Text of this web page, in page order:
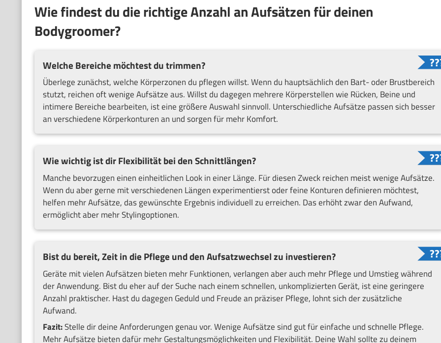
Wie findest du die richtige Anzahl an Aufsätzen für deinen
Bodygroomer?
Welche Bereiche möchtest du trimmen?
Überlege zunächst, welche Körperzonen du pflegen willst. Wenn du hauptsächlich den Bart- oder Brustbereich
stutzt, reichen oft wenige Aufsätze aus. Willst du dagegen mehrere Körperstellen wie Rücken, Beine und
intimere Bereiche bearbeiten, ist eine größere Auswahl sinnvoll. Unterschiedliche Aufsätze passen sich besser
an verschiedene Körperkonturen an und sorgen für mehr Komfort.
Wie wichtig ist dir Flexibilität bei den Schnittlängen?
Manche bevorzugen einen einheitlichen Look in einer Länge. Für diesen Zweck reichen meist wenige Aufsätze.
Wenn du aber gerne mit verschiedenen Längen experimentierst oder feine Konturen definieren möchtest,
helfen mehr Aufsätze, das gewünschte Ergebnis individuell zu erreichen. Das erhöht zwar den Aufwand,
ermöglicht aber mehr Stylingoptionen.
Bist du bereit, Zeit in die Pflege und den Aufsatzwechsel zu investieren?
Geräte mit vielen Aufsätzen bieten mehr Funktionen, verlangen aber auch mehr Pflege und Umstieg während
der Anwendung. Bist du eher auf der Suche nach einem schnellen, unkomplizierten Gerät, ist eine geringere
Anzahl praktischer. Hast du dagegen Geduld und Freude an präziser Pflege, lohnt sich der zusätzliche
Aufwand.
Fazit:Stelle dir deine Anforderungen genau vor. Wenige Aufsätze sind gut für einfache und schnelle Pflege.
Mehr Aufsätze bieten dafür mehr Gestaltungsmöglichkeiten und Flexibilität. Deine Wahl sollte zu deinem